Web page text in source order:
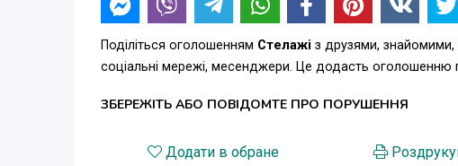
Поділіться оголошенням Стелажі з друзями, знайомими,
соціальні мережі, месенджери. Це додасть оголошенню
ЗБЕРЕЖІТЬ АБО ПОВІДОМТЕ ПРО ПОРУШЕННЯ
Додати в обране